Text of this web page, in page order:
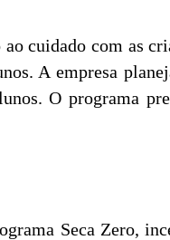
cuidado com as
A empresa
O programa
Seca Zero,